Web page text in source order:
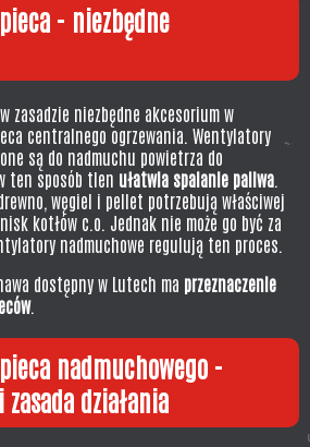
- niezbędne
zasadzie niezbędne akcesorium w
centralnego ogrzewania.Wentylatory
są do nadmuchu powietrza do
ten sposób tlen ułatwia spalanie paliwa
węgiel i pellet potrzebują właściwej
kotłów c.o. Jednak nie może go być za
nadmuchowe regulują ten proces.
dostępny w Lutech ma przeznaczenie
.
nadmuchowego -
działania